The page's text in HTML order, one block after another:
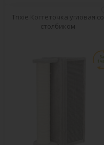
Trixie Когтеточка угловая со
столбиком